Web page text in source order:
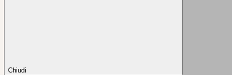
Chiudi